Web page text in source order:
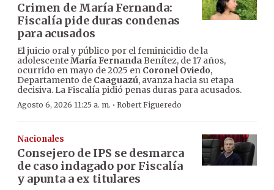
Crimen de María Fernanda:
Fiscalía pide duras condenas
para acusados
El juicio oral y público por el feminicidio de la
adolescenteMaría FernandaBenítez, de 17 años,
ocurrido en mayo de 2025 en Coronel Oviedo,
Departamento de Caaguazú, avanza hacia su etapa
decisiva. La Fiscalía pidió penas duras para acusados.
Agosto 6, 2026 11:25 a. m. · Robert Figueredo
Nacionales
Consejero de IPS se desmarca
de caso indagado por Fiscalía
y apunta a ex titulares